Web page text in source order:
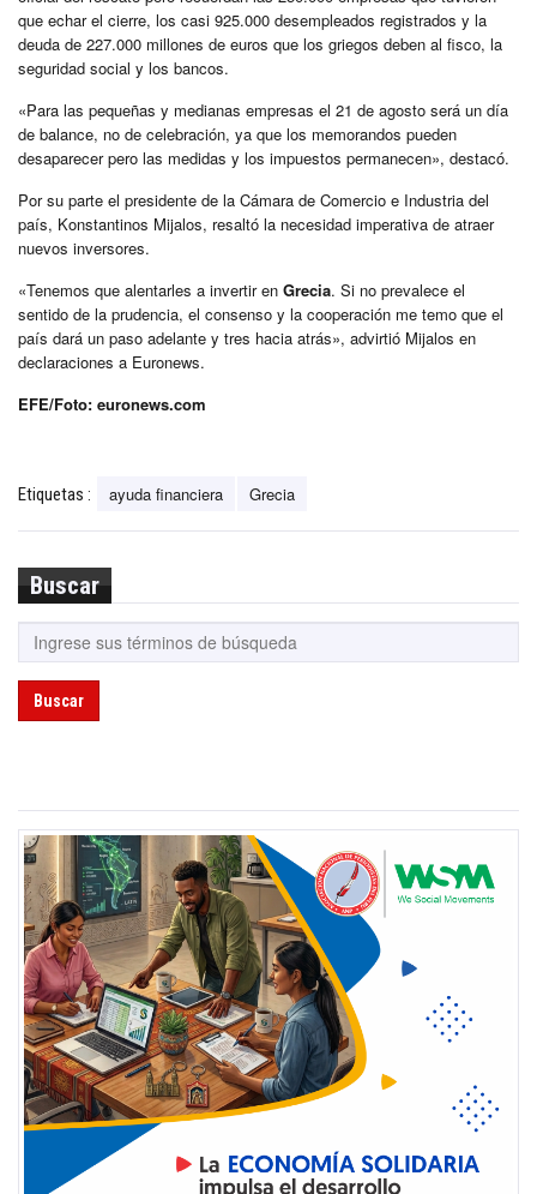
que echar el cierre, los casi 925.000 desempleados registrados y la
deuda de 227.000 millones de euros que los griegos deben al fisco, la
seguridad social y los bancos.
«Para las pequeñas y medianas empresas el 21 de agosto será un día
de balance, no de celebración, ya que los memorandos pueden
desaparecer pero las medidas y los impuestos permanecen», destacó.
Por su parte el presidente de la Cámara de Comercio e Industria del
país, Konstantinos Mijalos, resaltó la necesidad imperativa de atraer
nuevos inversores.
«Tenemos que alentarles a invertir en Grecia. Si no prevalece el
sentido de la prudencia, el consenso y la cooperación me temo que el
país dará un paso adelante y tres hacia atrás», advirtió Mijalos en
declaraciones a Euronews.
EFE/Foto: euronews.com
Etiquetas : ayuda financiera Grecia
Buscar
Buscar